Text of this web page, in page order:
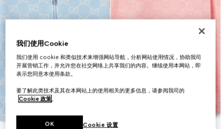
我们使用Cookie
我们使用 cookie 和类似技术来增强网站导航，分析网站使用情况，协助我司
开展营销工作，并允许您在社交网络上共享我们的内容。继续使用本网站，即
表示您同意本使用条款。
要了解此类技术及其在本网站上的使用相关的更多信息，请参阅我司的
Cookie 政策。
Cookie 设置
OK